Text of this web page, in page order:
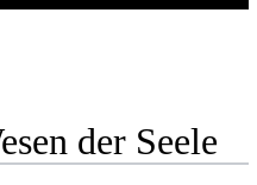
der Seele